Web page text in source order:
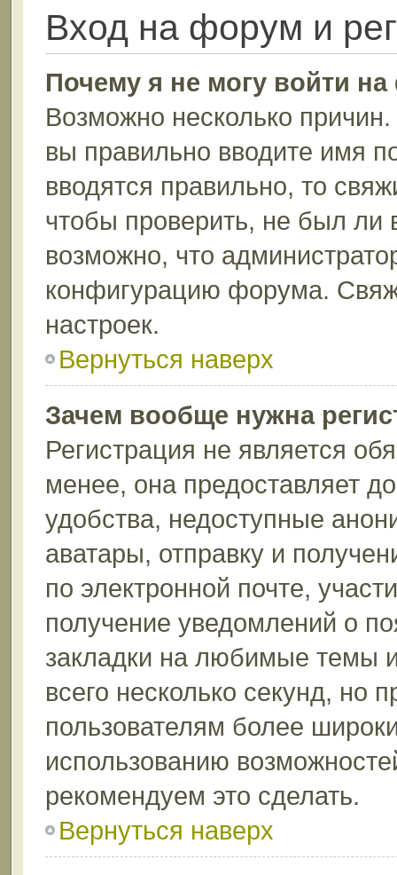
Вход на форум и
Почему я не могу войти
Возможно несколько
вы правильно вводите имя
вводятся правильно, то
чтобы проверить, не был ли
возможно, что
конфигурацию форума.
настроек.
Вернуться наверх
Зачем вообще нужна
Регистрация не является
менее, она предоставляет
удобства, недоступные
аватары, отправку и
по электронной почте,
получение уведомлений о
закладки на любимые темы
всего несколько секунд, но
пользователям более
использованию
рекомендуем это сделать.
Вернуться наверх